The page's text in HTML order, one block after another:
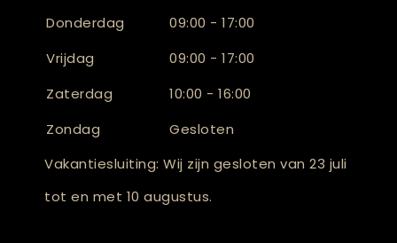
Donderdag
09:00 - 17:00
Vrijdag
09:00 - 17:00
Zaterdag
10:00 - 16:00
Zondag
Gesloten
Vakantiesluiting: Wij zijn gesloten van 23 juli
tot en met 10 augustus.